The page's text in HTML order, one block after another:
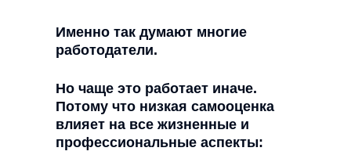
Именно так думают многие
работодатели.
Но чаще это работает иначе.
Потому что низкая самооценка
влияет на все жизненные и
профессиональные аспекты: